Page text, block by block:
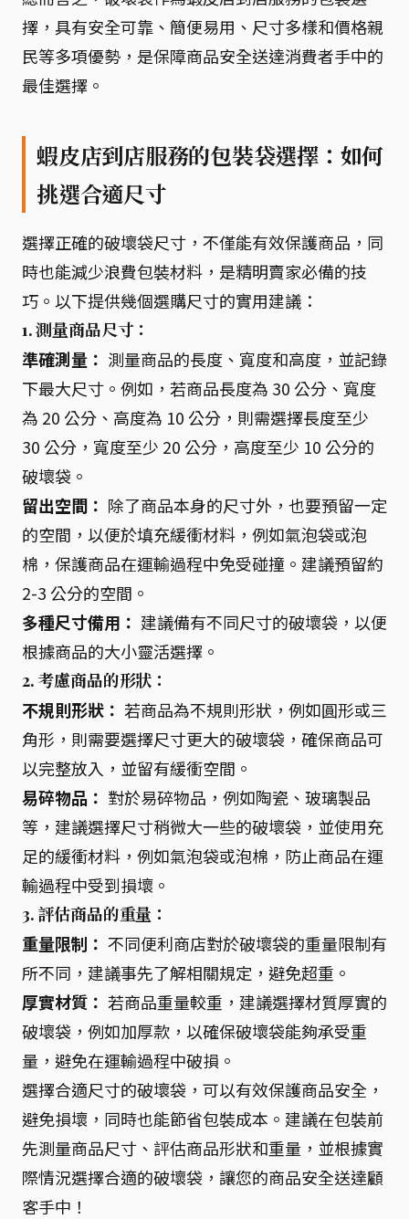
擇，具有安全可靠、簡便易用、尺寸多樣和價格親
民等多項優勢，是保障商品安全送達消費者手中的
最佳選擇。
蝦皮店到店服務的包裝袋選擇：如何
挑選合適尺寸
選擇正確的破壞袋尺寸，不僅能有效保護商品，同
時也能減少浪費包裝材料，是精明賣家必備的技
巧。以下提供幾個選購尺寸的實用建議：
1. 測量商品尺寸：
準確測量： 測量商品的長度、寬度和高度，並記錄
下最大尺寸。例如，若商品長度為 30 公分、寬度
為 20 公分、高度為 10 公分，則需選擇長度至少
30 公分，寬度至少 20 公分，高度至少 10 公分的
破壞袋。
留出空間： 除了商品本身的尺寸外，也要預留一定
的空間，以便於填充緩衝材料，例如氣泡袋或泡
棉，保護商品在運輸過程中免受碰撞。建議預留約
2-3 公分的空間。
多種尺寸備用： 建議備有不同尺寸的破壞袋，以便
根據商品的大小靈活選擇。
2. 考慮商品的形狀：
不規則形狀： 若商品為不規則形狀，例如圓形或三
角形，則需要選擇尺寸更大的破壞袋，確保商品可
以完整放入，並留有緩衝空間。
易碎物品： 對於易碎物品，例如陶瓷、玻璃製品
等，建議選擇尺寸稍微大一些的破壞袋，並使用充
足的緩衝材料，例如氣泡袋或泡棉，防止商品在運
輸過程中受到損壞。
3. 評估商品的重量：
重量限制： 不同便利商店對於破壞袋的重量限制有
所不同，建議事先了解相關規定，避免超重。
厚實材質： 若商品重量較重，建議選擇材質厚實的
破壞袋，例如加厚款，以確保破壞袋能夠承受重
量，避免在運輸過程中破損。
選擇合適尺寸的破壞袋，可以有效保護商品安全，
避免損壞，同時也能節省包裝成本。建議在包裝前
先測量商品尺寸、評估商品形狀和重量，並根據實
際情況選擇合適的破壞袋，讓您的商品安全送達顧
客手中！